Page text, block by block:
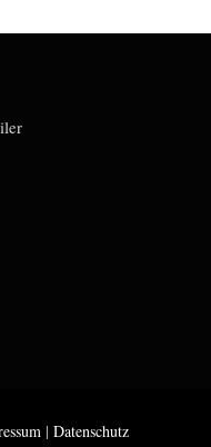
| Datenschutz